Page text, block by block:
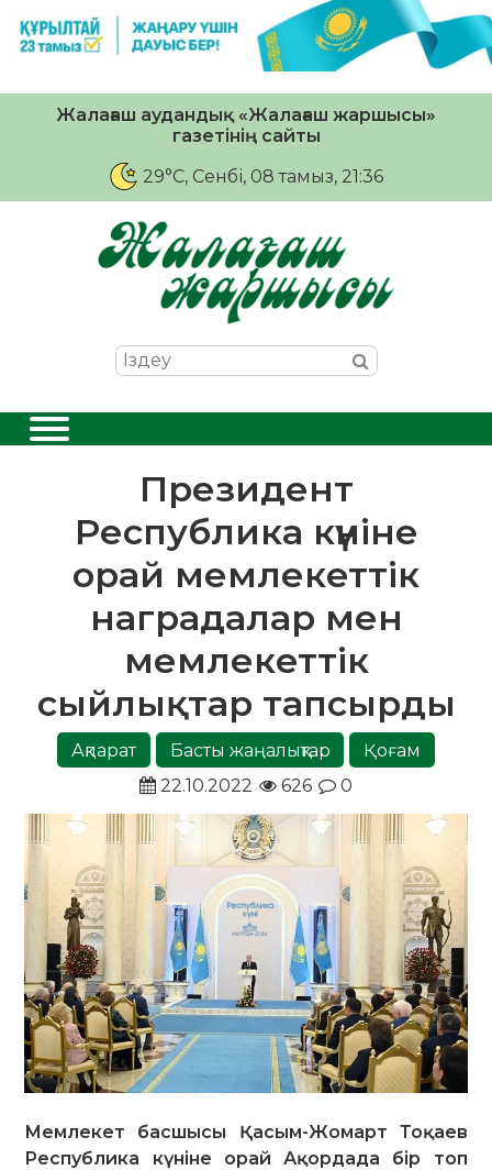
Жалағаш аудандық «Жалағаш жаршысы»
газетінің сайты
29°C, Сенбі, 08 тамыз, 21:36
Президент
Республика күніне
орай мемлекеттік
наградалар мен
мемлекеттік
сыйлықтар тапсырды
Ақпарат Басты жаңалықтар
Қоғам
22.10.2022
626 0
Мемлекет басшысы Қасым-Жомарт Тоқаев
Республика күніне орай Ақордада бір топ